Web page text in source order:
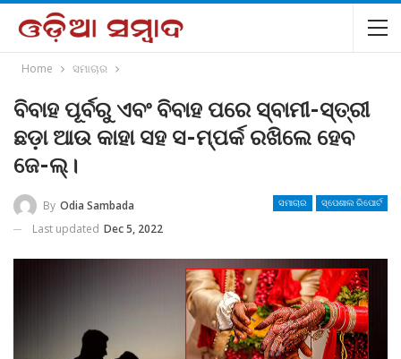
Home ସମାଚାର
ବିବାହ ପୂର୍ବରୁ ଏବଂ ବିବାହ ପରେ ସ୍ବାମୀ-ସ୍ତ୍ରୀ
ଛଡ଼ା ଆଉ କାହା ସହ ସ-ମ୍ପର୍କ ରଖିଲେ ହେବ
ଜେ-ଲ୍।
ସମାଚାର ସ୍ପେଶାଲ ରିପୋର୍ଟ
By Odia Sambada
Last updated Dec 5, 2022